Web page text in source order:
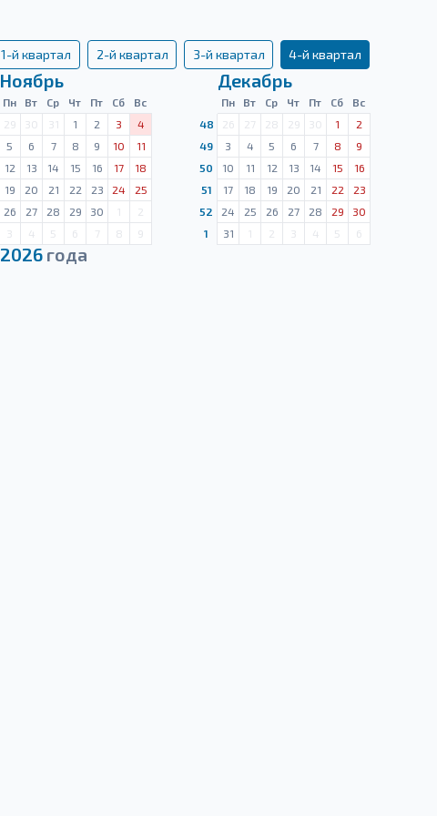
1-й квартал 2-й квартал 3-й квартал 4-й квартал
Ноябрь
Пн Вт Ср Чт Пт Сб
Вс
29 30 31 1 2 3
4
5 6 7 8 9 10
11
12 13 14 15 16 17
18
19 20 21 22 23 24
25
26 27 28 29 30 1
2
3 4 5 6 7 8 9
Декабрь
Пн Вт Ср Чт Пт Сб
Вс
48
26 27 28 29 30 1
2
49
3 4 5 6 7 8
9
50
10 11 12 13 14 15
16
51
17 18 19 20 21 22
23
52
24 25 26 27 28 29
30
1
31 1 2 3 4 5 6
2026года